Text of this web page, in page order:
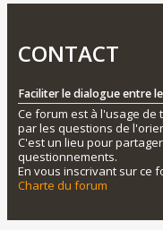
CONTACT
Faciliter le dialogue entre
Ce forum est à l'usage
par les questions de
C'est un lieu pour
questionnements.
En vous inscrivant sur ce
Charte du forum